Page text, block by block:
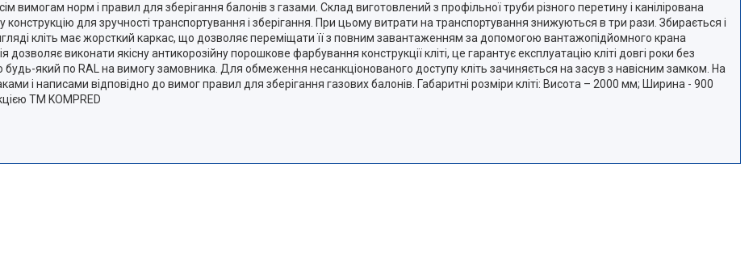
вимогам норм і правил для зберігання балонів з газами. Склад виготовлений з профільної труби різного перетину і канілірована
для зручності транспортування і зберігання. При цьому витрати на транспортування знижуються в три рази. Збирається і
кліть має жорсткий каркас, що дозволяє переміщати її з повним завантаженням за допомогою вантажопідйомного крана
виконати якісну антикорозійну порошкове фарбування конструкції кліті, це гарантує експлуатацію кліті довгі роки без
будь-який по RAL на вимогу замовника. Для обмеження несанкціонованого доступу кліть зачиняється на засув з навісним замком. На
і написами відповідно до вимог правил для зберігання газових балонів. Габаритні розміри кліті: Висота – 2000 мм; Ширина - 900
ТМ KOMPRED